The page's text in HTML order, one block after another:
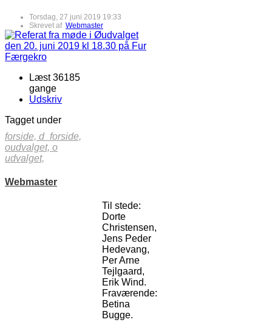
Torsdag, 27 juni 2019 19:33
Skrevet af Webmaster
Læst 36185
gange
Udskriv
Tagget under
forside, d_forside,
oudvalget, o
udvalget,
Webmaster
Til stede:
Dorte
Christensen,
Jens Peder
Hedevang,
Per Arne
Tejlgaard,
Erik Wind.
Fraværende:
Betina
Bugge.